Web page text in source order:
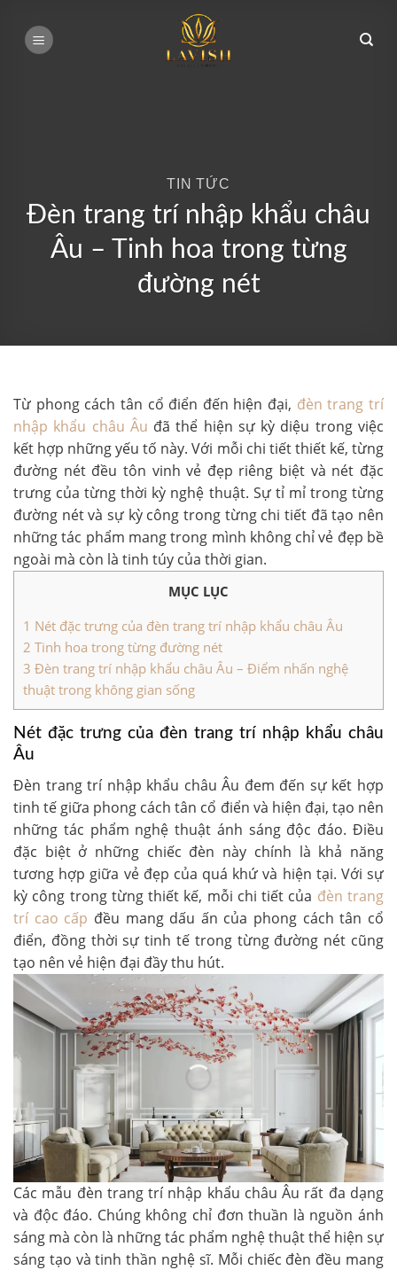
TIN TỨC
Đèn trang trí nhập khẩu châu
Âu – Tinh hoa trong từng
đường nét
Từ phong cách tân cổ điển đến hiện đại, đèn trang trí
nhập khẩu châu Âu đã thể hiện sự kỳ diệu trong việc
kết hợp những yếu tố này. Với mỗi chi tiết thiết kế, từng
đường nét đều tôn vinh vẻ đẹp riêng biệt và nét đặc
trưng của từng thời kỳ nghệ thuật. Sự tỉ mỉ trong từng
đường nét và sự kỳ công trong từng chi tiết đã tạo nên
những tác phẩm mang trong mình không chỉ vẻ đẹp bề
ngoài mà còn là tinh túy của thời gian.
MỤC LỤC
1 Nét đặc trưng của đèn trang trí nhập khẩu châu Âu
2 Tinh hoa trong từng đường nét
3 Đèn trang trí nhập khẩu châu Âu – Điểm nhấn nghệ
thuật trong không gian sống
Nét đặc trưng của đèn trang trí nhập khẩu châu
Âu
Đèn trang trí nhập khẩu châu Âu đem đến sự kết hợp
tinh tế giữa phong cách tân cổ điển và hiện đại, tạo nên
những tác phẩm nghệ thuật ánh sáng độc đáo. Điều
đặc biệt ở những chiếc đèn này chính là khả năng
tương hợp giữa vẻ đẹp của quá khứ và hiện tại. Với sự
kỳ công trong từng thiết kế, mỗi chi tiết của đèn trang
trí cao cấp đều mang dấu ấn của phong cách tân cổ
điển, đồng thời sự tinh tế trong từng đường nét cũng
tạo nên vẻ hiện đại đầy thu hút.
Các mẫu đèn trang trí nhập khẩu châu Âu rất đa dạng
và độc đáo. Chúng không chỉ đơn thuần là nguồn ánh
sáng mà còn là những tác phẩm nghệ thuật thể hiện sự
sáng tạo và tinh thần nghệ sĩ. Mỗi chiếc đèn đều mang